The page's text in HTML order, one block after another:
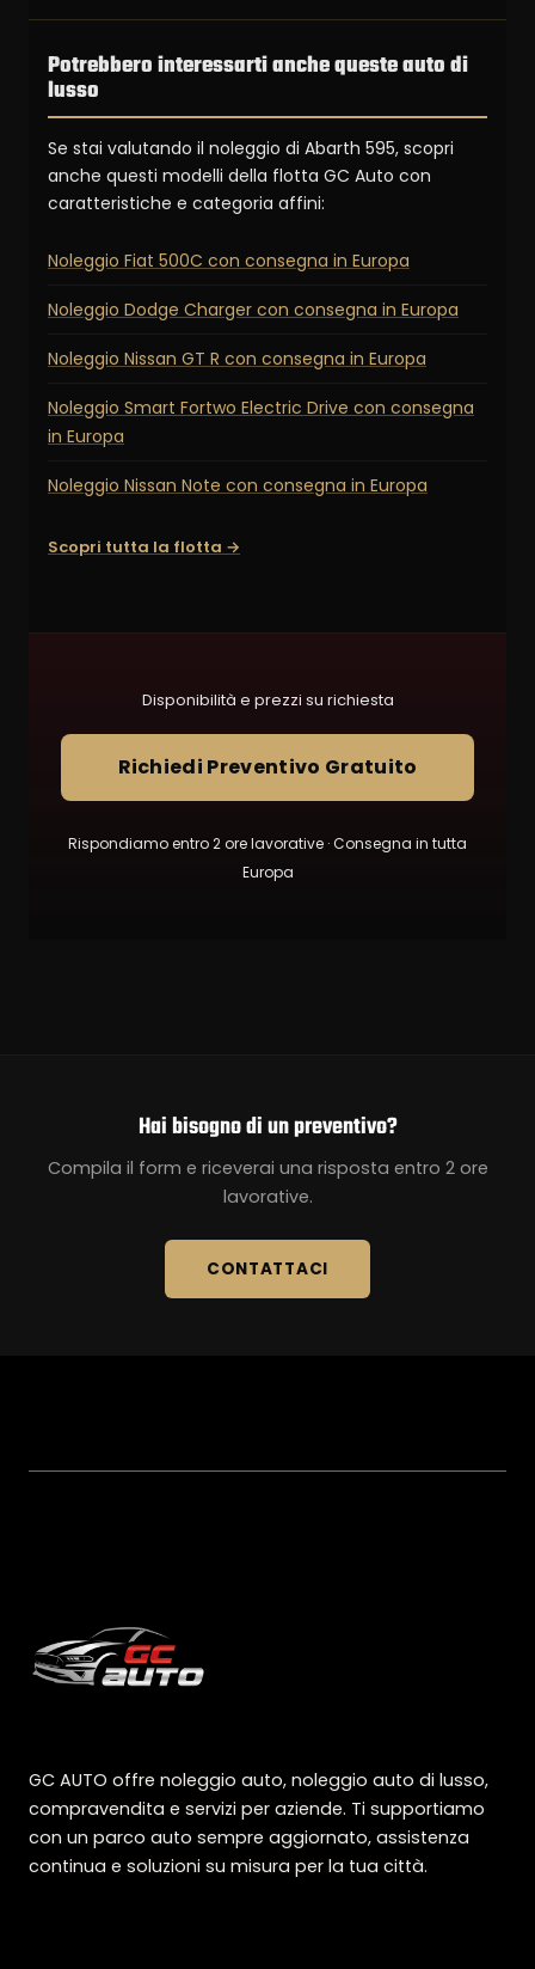
Potrebbero interessarti anche queste auto di
lusso
Se stai valutando il noleggio di Abarth 595, scopri
anche questi modelli della flotta GC Auto con
caratteristiche e categoria affini:
Noleggio Fiat 500C con consegna in Europa
Noleggio Dodge Charger con consegna in Europa
Noleggio Nissan GT R con consegna in Europa
Noleggio Smart Fortwo Electric Drive con consegna
in Europa
Noleggio Nissan Note con consegna in Europa
Scopri tutta la flotta →
Disponibilità e prezzi su richiesta
Richiedi Preventivo Gratuito
Rispondiamo entro 2 ore lavorative · Consegna in tutta
Europa
Hai bisogno di un preventivo?
Compila il form e riceverai una risposta entro 2 ore
lavorative.
CONTATTACI
GC AUTO offre noleggio auto, noleggio auto di lusso,
compravendita e servizi per aziende. Ti supportiamo
con un parco auto sempre aggiornato, assistenza
continua e soluzioni su misura per la tua città.